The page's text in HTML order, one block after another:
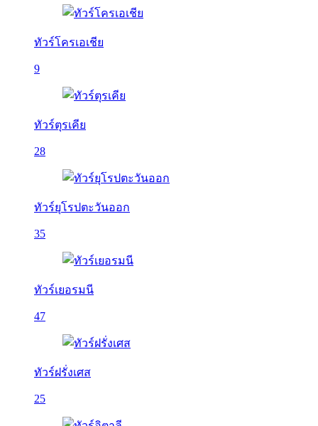
ทัวร์โครเอเชีย
9
ทัวร์ตุรเคีย
28
ทัวร์ยุโรปตะวันออก
35
ทัวร์เยอรมนี
47
ทัวร์ฝรั่งเศส
25